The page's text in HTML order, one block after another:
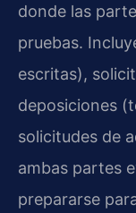
donde las
pruebas.
escritas),
deposiciones
solicitudes de
ambas partes
prepararse